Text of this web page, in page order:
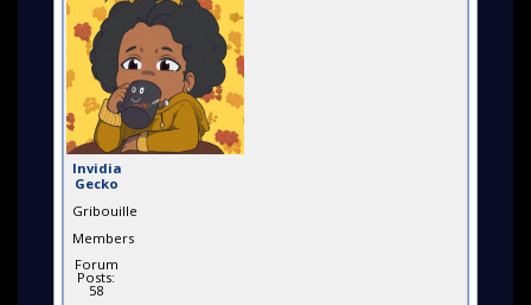
Invidia
Gecko
Gribouille
Members
Forum
Posts:
58